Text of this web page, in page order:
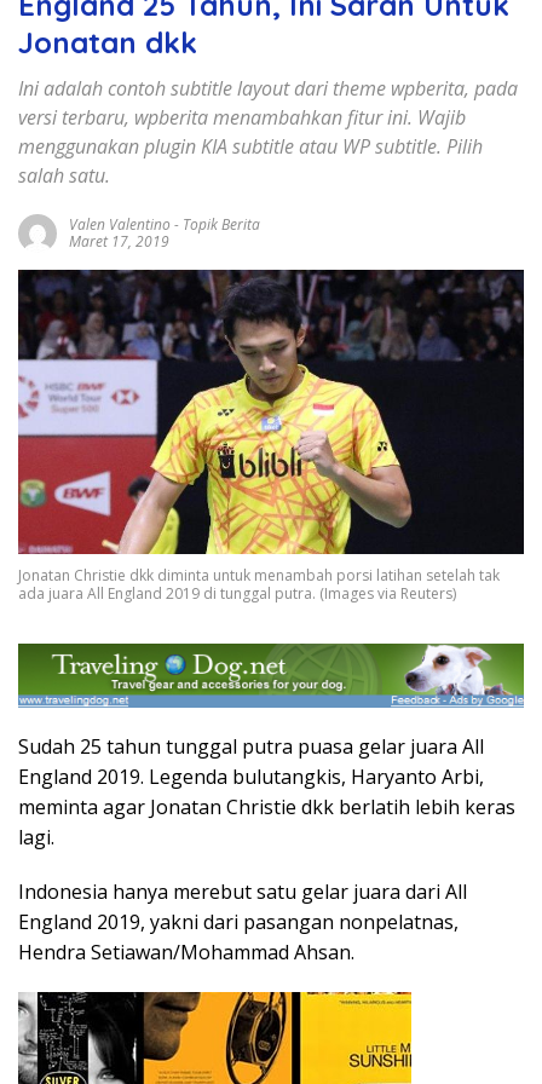
Jonatan dkk
Ini adalah contoh subtitle layout dari theme wpberita, pada
versi terbaru, wpberita menambahkan fitur ini. Wajib
menggunakan plugin KIA subtitle atau WP subtitle. Pilih
salah satu.
Valen Valentino - Topik Berita
Maret 17, 2019
Jonatan Christie dkk diminta untuk menambah porsi latihan setelah tak
ada juara All England 2019 di tunggal putra. (Images via Reuters)
Sudah 25 tahun tunggal putra puasa gelar juara All
England 2019. Legenda bulutangkis, Haryanto Arbi,
meminta agar Jonatan Christie dkk berlatih lebih keras
lagi.
Indonesia hanya merebut satu gelar juara dari All
England 2019, yakni dari pasangan nonpelatnas,
Hendra Setiawan/Mohammad Ahsan.